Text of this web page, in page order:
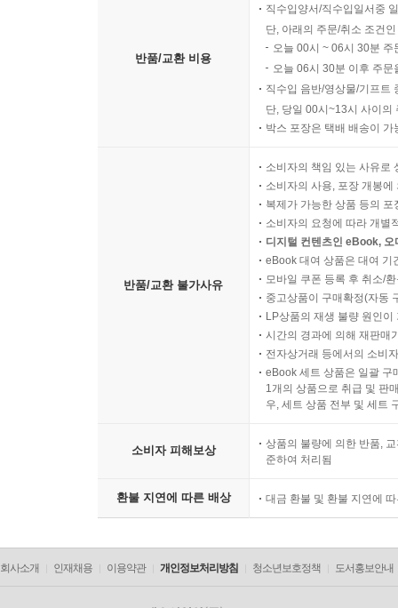
반품/교환 비용
직수입양서/직수입일서중
단, 아래의 주문/취소 조건
오늘 00시 ~ 06시 30분
오늘 06시 30분 이후 주
직수입 음반/영상물/기프트
단, 당일 00시~13시 사이의
박스 포장은 택배 배송이
반품/교환 불가사유
소비자의 책임 있는 사유로
소비자의 사용, 포장 개봉
복제가 가능한 상품 등의
소비자의 요청에 따라 개별
디지털 컨텐츠인 eBook,
eBook 대여 상품은 대여 기
모바일 쿠폰 등록 후 취소/
중고상품이 구매확정(자동
LP상품의 재생 불량 원인
시간의 경과에 의해 재판매
전자상거래 등에서의 소비
eBook 세트 상품은 일괄 구
1개의 상품으로 취급 및 판
우, 세트 상품 전부 및 세트
소비자 피해보상
상품의 불량에 의한 반품,
준하여 처리됨
환불 지연에 따른 배상 대금 환불 및 환불 지연에
회사소개 인재채용 이용약관 개인정보처리방침 청소년보호정책 도서홍보안내